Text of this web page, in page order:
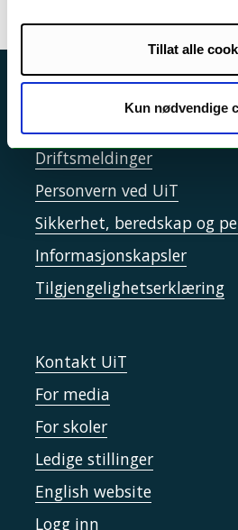
Tillat alle
Kun nødvendige
Driftsmeldinger
Personvern ved UiT
Sikkerhet, beredskap og
Informasjonskapsler
Tilgjengelighetserklæring
Kontakt UiT
For media
For skoler
Ledige stillinger
English website
Logg inn